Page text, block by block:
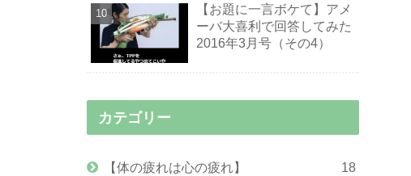
【お題に一言ボケて】アメ
ーバ大喜利で回答してみた
2016年3月号（その4）
カテゴリー
【体の疲れは心の疲れ】 18